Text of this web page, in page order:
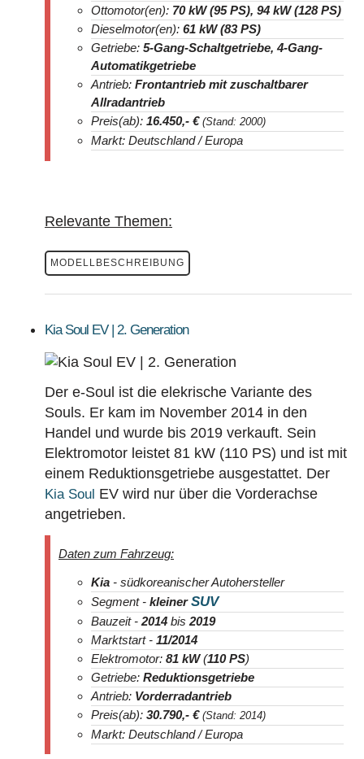
Ottomotor(en): 70 kW (95 PS), 94 kW (128 PS)
Dieselmotor(en): 61 kW (83 PS)
Getriebe: 5-Gang-Schaltgetriebe, 4-Gang-
Automatikgetriebe
Antrieb: Frontantrieb mit zuschaltbarer
Allradantrieb
Preis(ab): 16.450,- € (Stand: 2000)
Markt: Deutschland / Europa
Relevante Themen:
MODELLBESCHREIBUNG
Kia Soul EV | 2. Generation
Der e-Soul ist die elekrische Variante des
Souls. Er kam im November 2014 in den
Handel und wurde bis 2019 verkauft. Sein
Elektromotor leistet 81 kW (110 PS) und ist mit
einem Reduktionsgetriebe ausgestattet. Der
Kia Soul EV wird nur über die Vorderachse
angetrieben.
Daten zum Fahrzeug:
Kia - südkoreanischer Autohersteller
Segment - kleinerSUV
Bauzeit - 2014 bis 2019
Marktstart - 11/2014
Elektromotor: 81 kW(110 PS)
Getriebe: Reduktionsgetriebe
Antrieb: Vorderradantrieb
Preis(ab): 30.790,- € (Stand: 2014)
Markt: Deutschland / Europa